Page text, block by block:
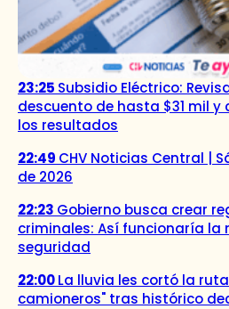
23:25 Subsidio Eléctrico:
descuento de hasta $31 mil y
los resultados
22:49 CHV Noticias Central |
de 2026
22:23 Gobierno busca crear
criminales: Así funcionaría la
seguridad
22:00La lluvia les cortó la
camioneros" tras histórico